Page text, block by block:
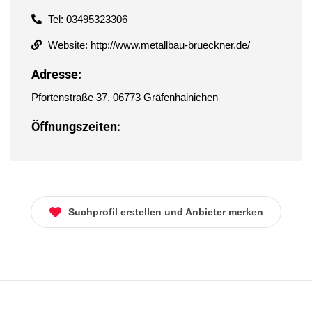
Tel: 03495323306
Website: http://www.metallbau-brueckner.de/
Adresse:
Pfortenstraße 37, 06773 Gräfenhainichen
Öffnungszeiten:
Suchprofil erstellen und Anbieter merken